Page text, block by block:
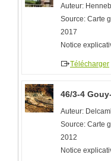
Auteur:
Source: Carte
2017
Notice
Télécharger
46/3-4
Auteur:
Source: Carte
2012
Notice